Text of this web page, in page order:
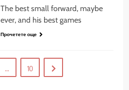
The best small forward, maybe
ever, and his best games
Прочетете още
… 10